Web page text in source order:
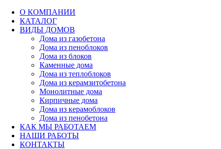
О КОМПАНИИ
КАТАЛОГ
ВИДЫ ДОМОВ
Дома из газобетона
Дома из пеноблоков
Дома из блоков
Каменные дома
Дома из теплоблоков
Дома из керамзитобетона
Монолитные дома
Кирпичные дома
Дома из керамоблоков
Дома из пенобетона
КАК МЫ РАБОТАЕМ
НАШИ РАБОТЫ
КОНТАКТЫ